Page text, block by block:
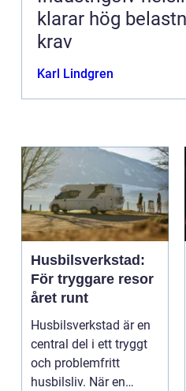
klarar hög
krav
Karl Lindgren
Husbilsverkstad:
För tryggare resor
året runt
Husbilsverkstad är en
central del i ett tryggt
och problemfritt
husbilsliv. När en